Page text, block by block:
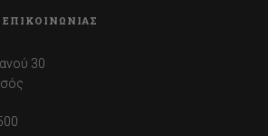
ΕΠΙΚΟΙΝΩΝΙΑΣ
30